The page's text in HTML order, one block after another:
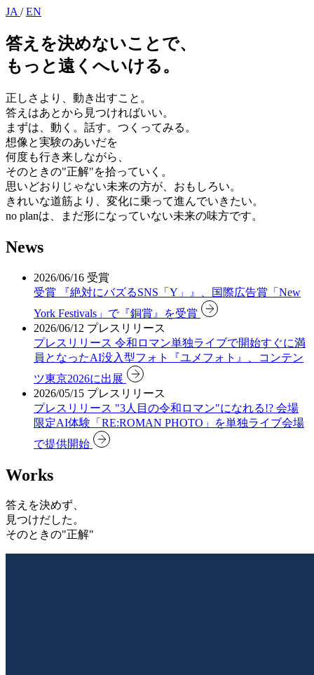
JA / EN
答えを決めないことで、
もっと遠くへいける。
正しさより、動き出すこと。
答えはあとから見つければいい。
まずは、動く。話す。つくってみる。
想像と実験のあいだを
何度も行き来しながら、
そのときの"正解"を拾っていく。
思いどおりじゃない未来の方が、おもしろい。
きれいな道筋より、変化に乗って進んでいきたい。
no planは、まだ形になっていない未来の味方です。
News
2026/06/16 受賞
受賞
『絶対にバズるSNS「Y」』、国際広告賞「New
York Festivals」で『銅賞』を受賞
2026/06/12 プレスリリース
プレスリリース 令和ロマン単独ライブで開始すぐに満
員となったAI没入型フォト『ユメフォト』、コンテン
ツ東京2026に出展
2026/05/15 プレスリリース
プレスリリース "3人目の令和ロマン"になれる!? 会場
限定AI体験「RE:ROMAN PHOTO」を単独ライブ会場
で提供開始
Works
答えを決めず、
見つけだした。
そのときの"正解"